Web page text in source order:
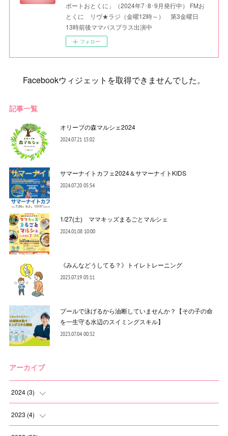
ポートおとくに」（2024年7･8･9月発行中） FMお
とくに リヴ★ラジ（金曜12時～） 第3金曜日
13時前後ママパスプラス出演中
フォロー
Facebookウィジェットを取得できませんでした。
記事一覧
オリーブの森マルシェ2024
2024.07.21 15:02
サマーナイトカフェ2024＆サマーナイトKIDS
2024.07.20 05:54
1/27(土) ママキッズまるごとマルシェ
2024.01.08 10:00
《みんなどうしてる？》トイレトレーニング
2023.07.19 05:11
プールで泳げるから油断していませんか？【その子の命
を一生守る水辺のスイミングスキル】
2023.07.04 00:32
アーカイブ
2024 (3)
( )
2023 (4)